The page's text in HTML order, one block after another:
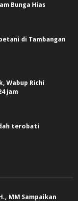
Bunga Hias
di Tambangan
Wabup Richi
jam
terobati
MM Sampaikan